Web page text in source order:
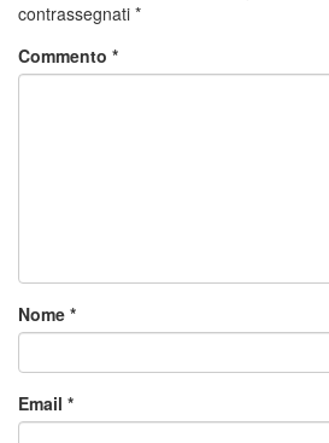
contrassegnati *
Commento *
Nome *
Email *